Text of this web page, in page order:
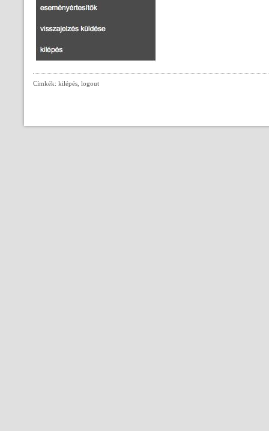
Címkék: kilépés, logout